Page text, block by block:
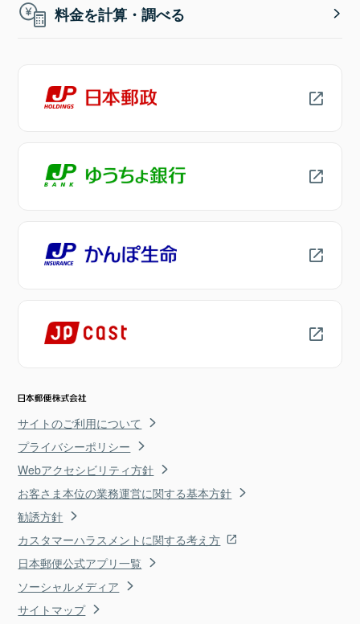
料金を計算・調べる
サイトのご利用について
プライバシーポリシー
Webアクセシビリティ方針
お客さま本位の業務運営に関する基本方針
勧誘方針
カスタマーハラスメントに関する考え方
日本郵便公式アプリ一覧
ソーシャルメディア
サイトマップ